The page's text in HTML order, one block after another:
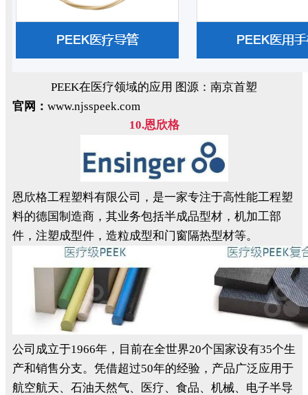
PEEK在医疗领域的应用 图源：南京首塑
官网： www.njsspeek.com
10.恩欣格
恩欣格工程塑料有限公司，是一家专注于高性能工程塑
料的德国制造商，其业务包括半成品型材，机加工部
件，注塑成型件，造粒成型和门窗隔热型材等。
公司成立于1966年，目前在全世界20个国家设有35个生
产和销售分支。凭借超过50年的经验，产品广泛应用于
航空航天、石油天然气、医疗、食品、机械、电子半导